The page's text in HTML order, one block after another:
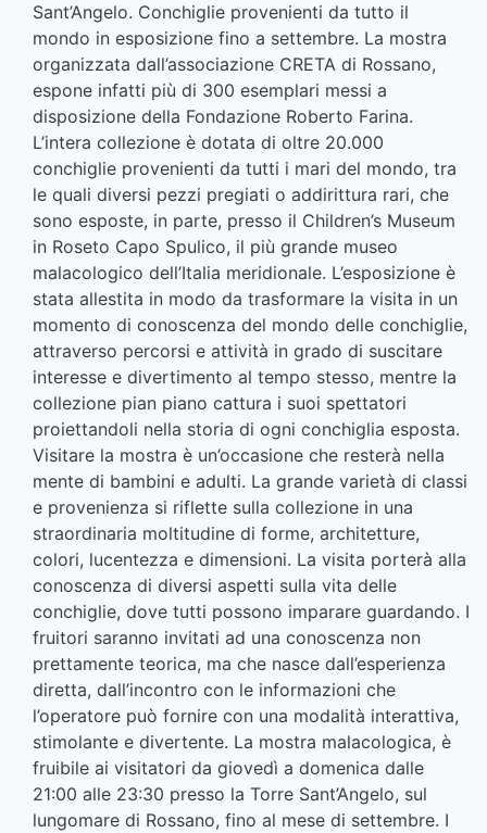
Sant’Angelo. Conchiglie provenienti da tutto il
mondo in esposizione fino a settembre. La mostra
organizzata dall’associazione CRETA di Rossano,
espone infatti più di 300 esemplari messi a
disposizione della Fondazione Roberto Farina.
L’intera collezione è dotata di oltre 20.000
conchiglie provenienti da tutti i mari del mondo, tra
le quali diversi pezzi pregiati o addirittura rari, che
sono esposte, in parte, presso il Children’s Museum
in Roseto Capo Spulico, il più grande museo
malacologico dell’Italia meridionale. L’esposizione è
stata allestita in modo da trasformare la visita in un
momento di conoscenza del mondo delle conchiglie,
attraverso percorsi e attività in grado di suscitare
interesse e divertimento al tempo stesso, mentre la
collezione pian piano cattura i suoi spettatori
proiettandoli nella storia di ogni conchiglia esposta.
Visitare la mostra è un’occasione che resterà nella
mente di bambini e adulti. La grande varietà di classi
e provenienza si riflette sulla collezione in una
straordinaria moltitudine di forme, architetture,
colori, lucentezza e dimensioni. La visita porterà alla
conoscenza di diversi aspetti sulla vita delle
conchiglie, dove tutti possono imparare guardando. I
fruitori saranno invitati ad una conoscenza non
prettamente teorica, ma che nasce dall’esperienza
diretta, dall’incontro con le informazioni che
l’operatore può fornire con una modalità interattiva,
stimolante e divertente. La mostra malacologica, è
fruibile ai visitatori da giovedì a domenica dalle
21:00 alle 23:30 presso la Torre Sant’Angelo, sul
lungomare di Rossano, fino al mese di settembre. I